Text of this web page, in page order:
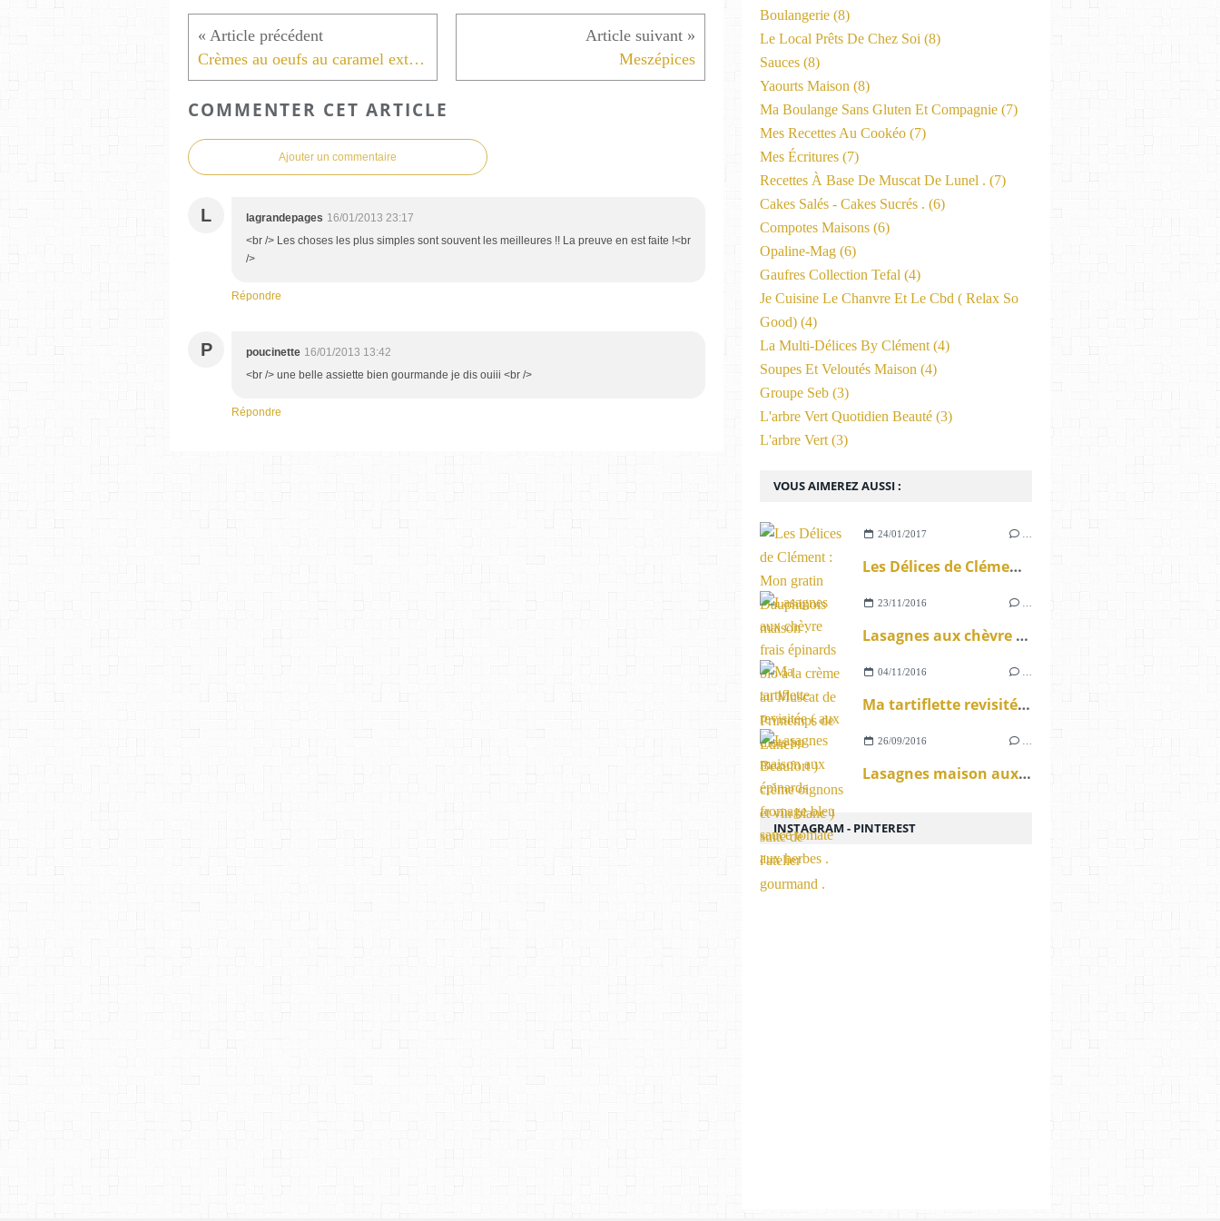
Crèmes au oeufs au caramel extrait de vanille Meszépices
COMMENTER CET ARTICLE
Ajouter un commentaire
L lagrandepages 16/01/2013 23:17
<br /> Les choses les plus simples sont souvent les meilleures !! La preuve en est faite !<br
/>
Répondre
P poucinette 16/01/2013 13:42
<br /> une belle assiette bien gourmande je dis ouiii <br />
Répondre
VOUS AIMEREZ AUSSI :
24/01/2017
Les Délices de Clément : Mon gratin Dauphinois maison .
23/11/2016
Lasagnes aux chèvre frais épinards bio à la crème au Muscat de Printemps de Lunel .
04/11/2016
Ma tartiflette revisitée ( aux diots au Beaufort ) crème oignons et vin blanc ) suite de l'atelier gourmand .
26/09/2016
Lasagnes maison aux épinards fromage bleu sauce tomate aux herbes .
Boulangerie (8)
Le Local Prêts De Chez Soi (8)
Sauces (8)
Yaourts Maison (8)
Ma Boulange Sans Gluten Et Compagnie (7)
Mes Recettes Au Cookéo (7)
Mes Écritures (7)
Recettes À Base De Muscat De Lunel . (7)
Cakes Salés - Cakes Sucrés . (6)
Compotes Maisons (6)
Opaline-Mag (6)
Gaufres Collection Tefal (4)
Je Cuisine Le Chanvre Et Le Cbd ( Relax So
Good) (4)
La Multi-Délices By Clément (4)
Soupes Et Veloutés Maison (4)
Groupe Seb (3)
L'arbre Vert Quotidien Beauté (3)
L'arbre Vert (3)
INSTAGRAM - PINTEREST